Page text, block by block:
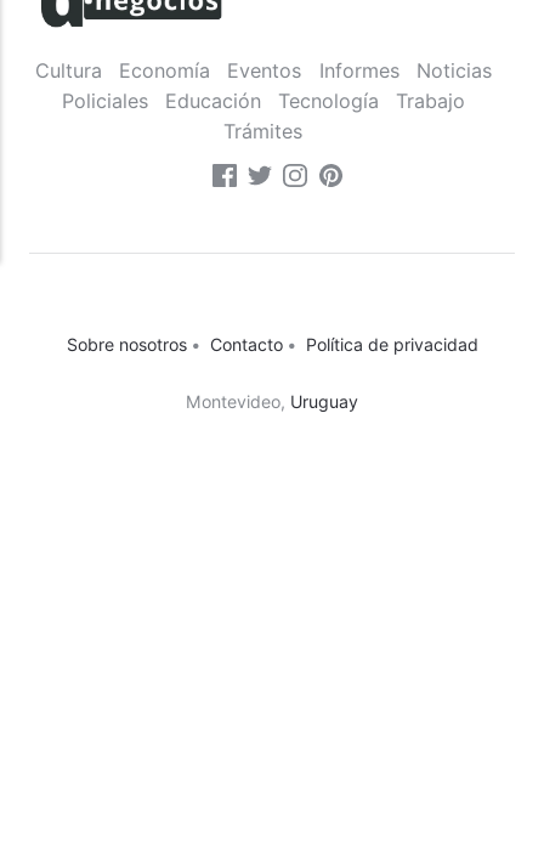
Cultura Economía Eventos Informes
Noticias
Policiales
Educación Tecnología
Trabajo
Trámites
Sobre nosotros • Contacto • Política de privacidad
Montevideo, Uruguay